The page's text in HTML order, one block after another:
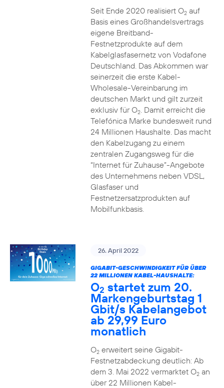
Seit Ende 2020 realisiert O2auf
Basis eines Großhandelsvertrags
eigene Breitband-
Festnetzprodukte auf dem
Kabelglasfasernetz von Vodafone
Deutschland. Das Abkommen war
seinerzeit die erste Kabel-
Wholesale-Vereinbarung im
deutschen Markt und gilt zurzeit
exklusiv für O2. Damit erreicht die
Telefónica Marke bundesweit rund
24 Millionen Haushalte. Das macht
den Kabelzugang zu einem
zentralen Zugangsweg für die
“Internet für Zuhause”-Angebote
des Unternehmens neben VDSL,
Glasfaser und
Festnetzersatzprodukten auf
Mobilfunkbasis.
26. April 2022
GIGABIT-GESCHWINDIGKEIT FÜR ÜBER
22 MILLIONEN KABEL-HAUSHALTE:
O2 startet zum 20.
Markengeburtstag 1
Gbit/s Kabelangebot
ab 29,99 Euro
monatlich
O2erweitert seine Gigabit-
Festnetzabdeckung deutlich: Ab
dem 3. Mai 2022 vermarktet O2an
über 22 Millionen Kabel-